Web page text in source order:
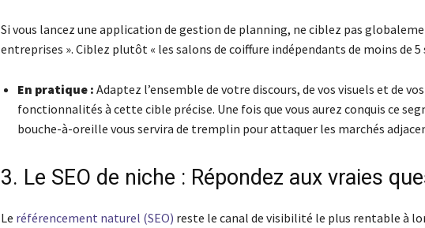
Si vous lancez une application de gestion de planning, ne ciblez pas
entreprises ». Ciblez plutôt « les salons de coiffure indépendants de moins de 5
En pratique : Adaptez l’ensemble de votre discours, de vos visuels et de vos
fonctionnalités à cette cible précise. Une fois que vous aurez conquis ce
bouche-à-oreille vous servira de tremplin pour attaquer les marchés
3. Le SEO de niche : Répondez aux vraies
Le référencement naturel (SEO) reste le canal de visibilité le plus rentable à